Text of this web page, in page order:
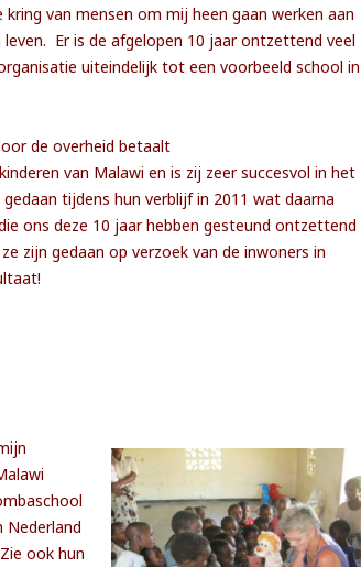
van mensen om mij heen gaan werken aan
Er is de afgelopen 10 jaar ontzettend veel
uiteindelijk tot een voorbeeld school in
de overheid betaalt
van Malawi en is zij zeer succesvol in het
tijdens hun verblijf in 2011 wat daarna
ons deze 10 jaar hebben gesteund ontzettend
zijn gedaan op verzoek van de inwoners in
Nederland
ook hun